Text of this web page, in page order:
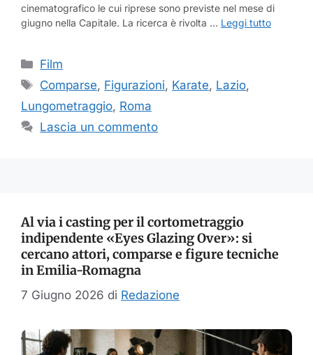
cinematografico le cui riprese sono previste nel mese di
giugno nella Capitale. La ricerca è rivolta … Leggi tutto
Categorie
Film
Tag
Comparse, Figurazioni, Karate, Lazio,
Lungometraggio, Roma
Lascia un commento
Al via i casting per il cortometraggio
indipendente «Eyes Glazing Over»: si
cercano attori, comparse e figure tecniche
in Emilia-Romagna
7 Giugno 2026 di Redazione